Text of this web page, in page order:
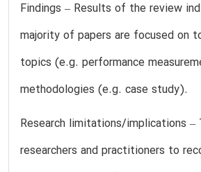
Findings – Results of the review
majority of papers are focused on
topics (e.g. performance
methodologies (e.g. case study).
Research limitations/implications –
researchers and practitioners to